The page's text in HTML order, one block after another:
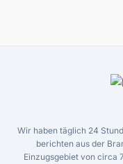
Wir haben täglich 24
berichten aus der
Einzugsgebiet von circa